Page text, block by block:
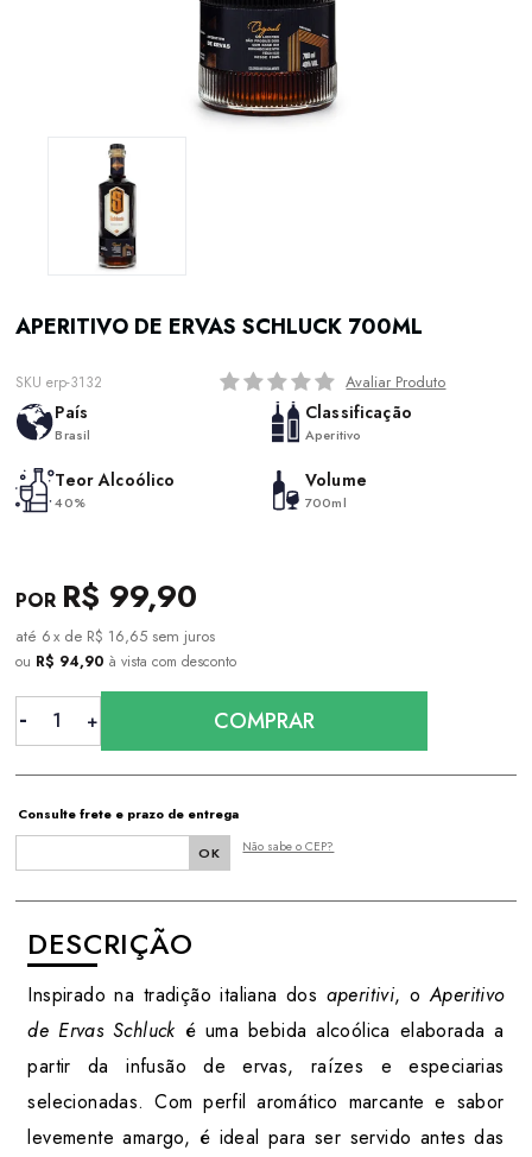
APERITIVO DE ERVAS SCHLUCK 700ML
SKU erp-3132 Avaliar Produto
País
Brasil
Classificação
Aperitivo
Teor Alcoólico
40%
Volume
700ml
R$ 99,90
6x de R$ 16,65 sem juros
ou R$ 94,90à vista com desconto
COMPRAR
Consulte frete e prazo de entrega
Não sabe o CEP?
DESCRIÇÃO
Inspirado na tradição italiana dos aperitivi, oAperitivo
de Ervas Schluck é uma bebida alcoólica elaborada a
partir da infusão de ervas, raízes e especiarias
selecionadas. Com perfil aromático marcante e sabor
levemente amargo, é ideal para ser servido antes das